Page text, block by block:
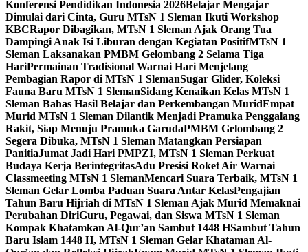
Konferensi Pendidikan Indonesia 2026Belajar Mengajar
Dimulai dari Cinta, Guru MTsN 1 Sleman Ikuti Workshop
KBCRapor Dibagikan, MTsN 1 Sleman Ajak Orang Tua
Dampingi Anak Isi Liburan dengan Kegiatan PositifMTsN 1
Sleman Laksanakan PMBM Gelombang 2 Selama Tiga
HariPermainan Tradisional Warnai Hari Menjelang
Pembagian Rapor di MTsN 1 SlemanSugar Glider, Koleksi
Fauna Baru MTsN 1 SlemanSidang Kenaikan Kelas MTsN 1
Sleman Bahas Hasil Belajar dan Perkembangan MuridEmpat
Murid MTsN 1 Sleman Dilantik Menjadi Pramuka Penggalang
Rakit, Siap Menuju Pramuka GarudaPMBM Gelombang 2
Segera Dibuka, MTsN 1 Sleman Matangkan Persiapan
PanitiaJumat Jadi Hari PMPZI, MTsN 1 Sleman Perkuat
Budaya Kerja BerintegritasAdu Presisi Roket Air Warnai
Classmeeting MTsN 1 SlemanMencari Suara Terbaik, MTsN 1
Sleman Gelar Lomba Paduan Suara Antar KelasPengajian
Tahun Baru Hijriah di MTsN 1 Sleman Ajak Murid Memaknai
Perubahan DiriGuru, Pegawai, dan Siswa MTsN 1 Sleman
Kompak Khatamkan Al-Qur’an Sambut 1448 HSambut Tahun
Baru Islam 1448 H, MTsN 1 Sleman Gelar Khataman Al-